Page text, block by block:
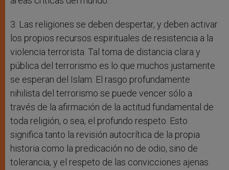
3. Las religiones se deben despertar, y deben activar
los propios recursos espirituales de resistencia a la
violencia terrorista. Tal toma de distancia clara y
pública del terrorismo es lo que muchos justamente
se esperan del Islam. El rasgo profundamente
nihilista del terrorismo se puede vencer sólo a
través de la afirmación de la actitud fundamental de
toda religión, o sea, el profundo respeto. Esto
significa tanto la revisión autocrítica de la propia
historia como la predicación no de odio, sino de
tolerancia, y el respeto de las convicciones ajenas